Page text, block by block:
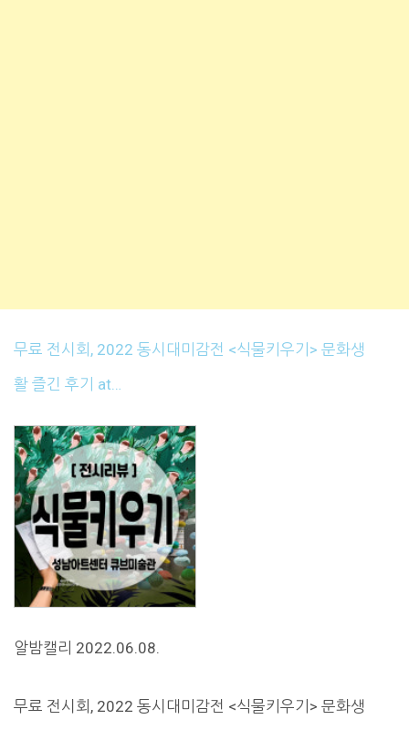
무료 전시회, 2022 동시대미감전 <식물키우기> 문화생
활 즐긴 후기 at…
알밤캘리 2022.06.08.
무료 전시회, 2022 동시대미감전 <식물키우기> 문화생